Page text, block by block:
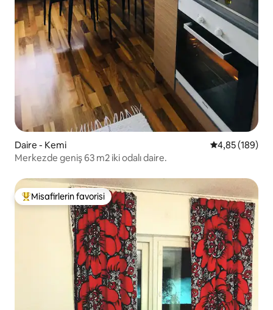
Daire - Kemi 5 üzerinden
4,85 (189)
Merkezde geniş 63 m2 iki odalı daire.
Misafirlerin favorilerinden en beğenilenler arasında
Misafirlerin favorisi